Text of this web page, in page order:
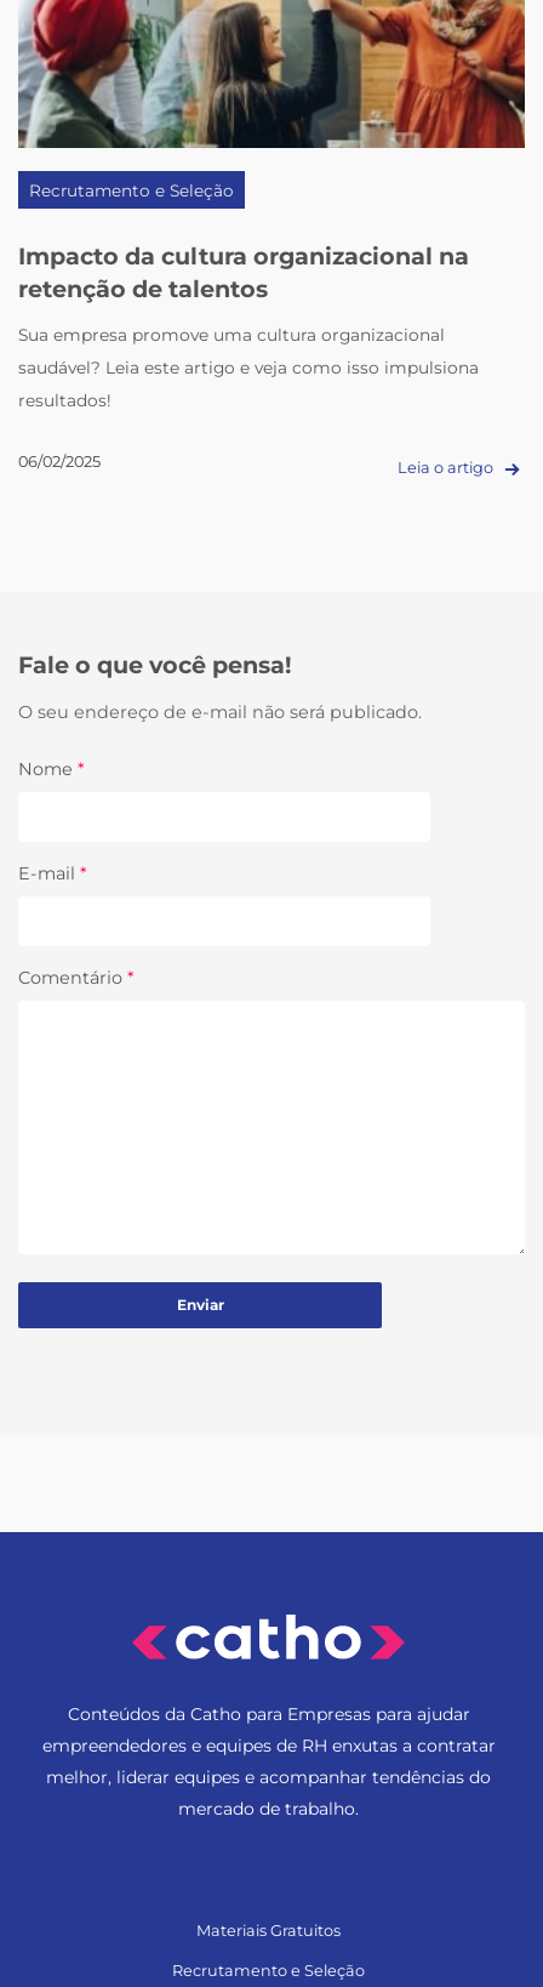
Recrutamento e Seleção
Impacto da cultura organizacional na
retenção de talentos
Sua empresa promove uma cultura organizacional
saudável? Leia este artigo e veja como isso impulsiona
resultados!
06/02/2025 Leia o artigo
Fale o que você pensa!
O seu endereço de e-mail não será publicado.
Nome *
E-mail *
Comentário *
Conteúdos da Catho para Empresas para ajudar
empreendedores e equipes de RH enxutas a contratar
melhor, liderar equipes e acompanhar tendências do
mercado de trabalho.
Materiais Gratuitos
Recrutamento e Seleção